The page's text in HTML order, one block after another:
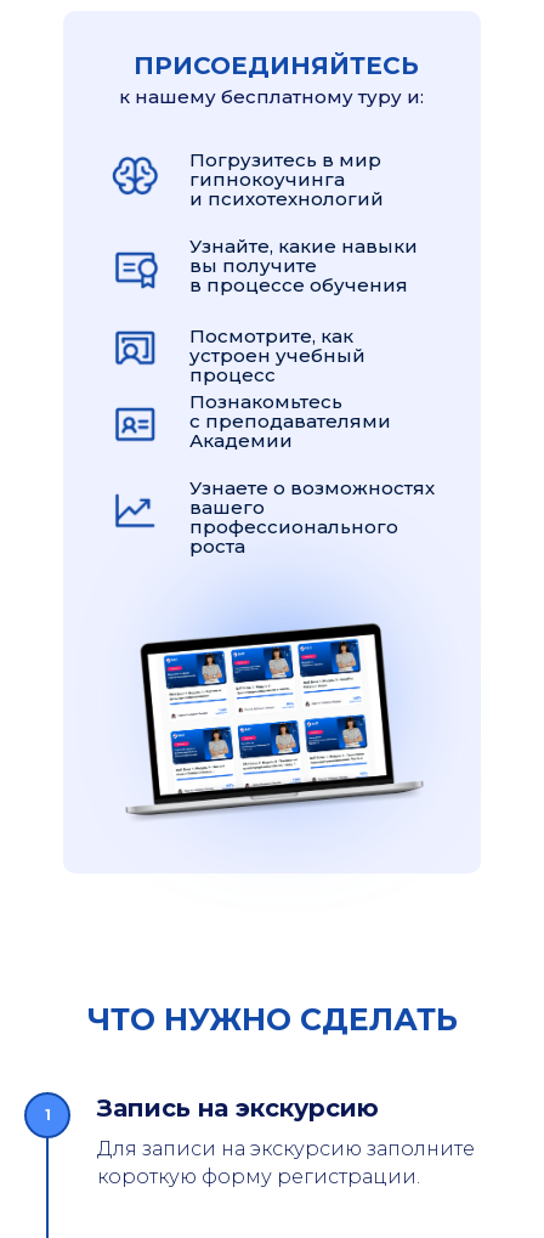
Погрузитесь в мир
гипнокоучинга
и психотехнологий
Узнайте, какие навыки
вы получите
в процессе обучения
Посмотрите, как
устроен учебный
процесс
ПРИСОЕДИНЯЙТЕСЬ
к нашему бесплатному туру и:
Познакомьтесь
с преподавателями
Академии
Узнаете о возможностях
вашего
профессионального
роста
ЧТО НУЖНО СДЕЛАТЬ
Запись на экскурсию
Для записи на экскурсию заполните
короткую форму регистрации.